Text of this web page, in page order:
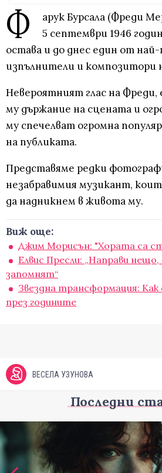
Ф
арук Бурсала (Фреди
5 септември 1946
остава и до днес един от
изпълнители и композитори
Невероятният глас на
му държание на сцената и
му спечелват огромна
на публиката.
Представяме редки
незабравимия музикант,
да надникнем в живота му.
Виж още:
Джим Морисън: "Хората са
Елвис Пресли: „Направи
запомнят“
Звездна трансформация: Как
през годините
ВЕСЕЛА УЗУНОВА
Последни